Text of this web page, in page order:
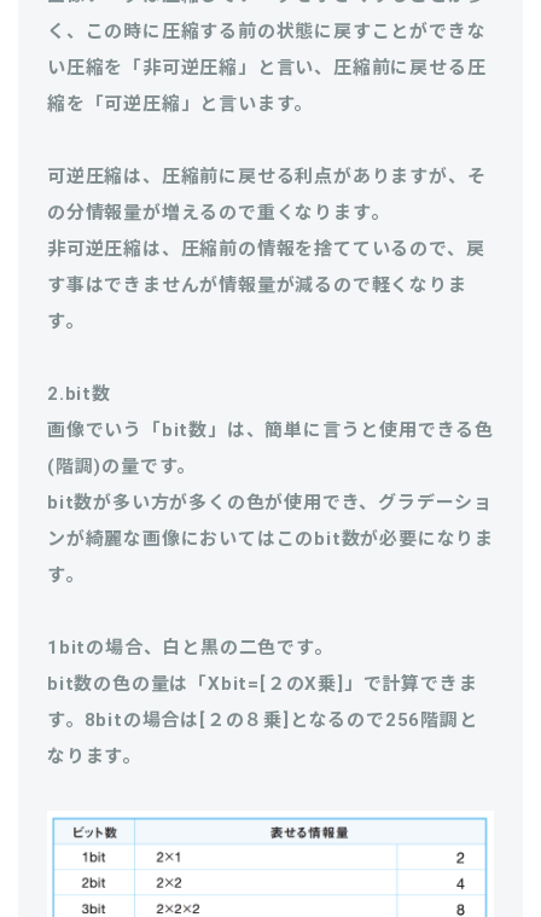
く、この時に圧縮する前の状態に戻すことができな
い圧縮を「非可逆圧縮」と言い、圧縮前に戻せる圧
縮を「可逆圧縮」と言います。
可逆圧縮は、圧縮前に戻せる利点がありますが、そ
の分情報量が増えるので重くなります。
非可逆圧縮は、圧縮前の情報を捨てているので、戻
す事はできませんが情報量が減るので軽くなりま
す。
2.bit数
画像でいう「bit数」は、簡単に言うと使用できる色
(階調)の量です。
bit数が多い方が多くの色が使用でき、グラデーショ
ンが綺麗な画像においてはこのbit数が必要になりま
す。
1bitの場合、白と黒の二色です。
bit数の色の量は「Xbit=[２のX乗]」で計算できま
す。8bitの場合は[２の８乗]となるので256階調と
なります。